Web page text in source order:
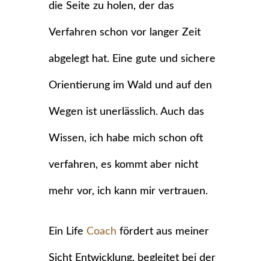
die Seite zu holen, der das
Verfahren schon vor langer Zeit
abgelegt hat. Eine gute und sichere
Orientierung im Wald und auf den
Wegen ist unerlässlich. Auch das
Wissen, ich habe mich schon oft
verfahren, es kommt aber nicht
mehr vor, ich kann mir vertrauen.
Ein Life Coach fördert aus meiner
Sicht Entwicklung, begleitet bei der